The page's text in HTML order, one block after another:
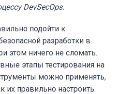
DevSecOps.
подойти к
разработки в
этом ничего не сломать.
этапы тестирования на
можно применять,
их правильно настроить.